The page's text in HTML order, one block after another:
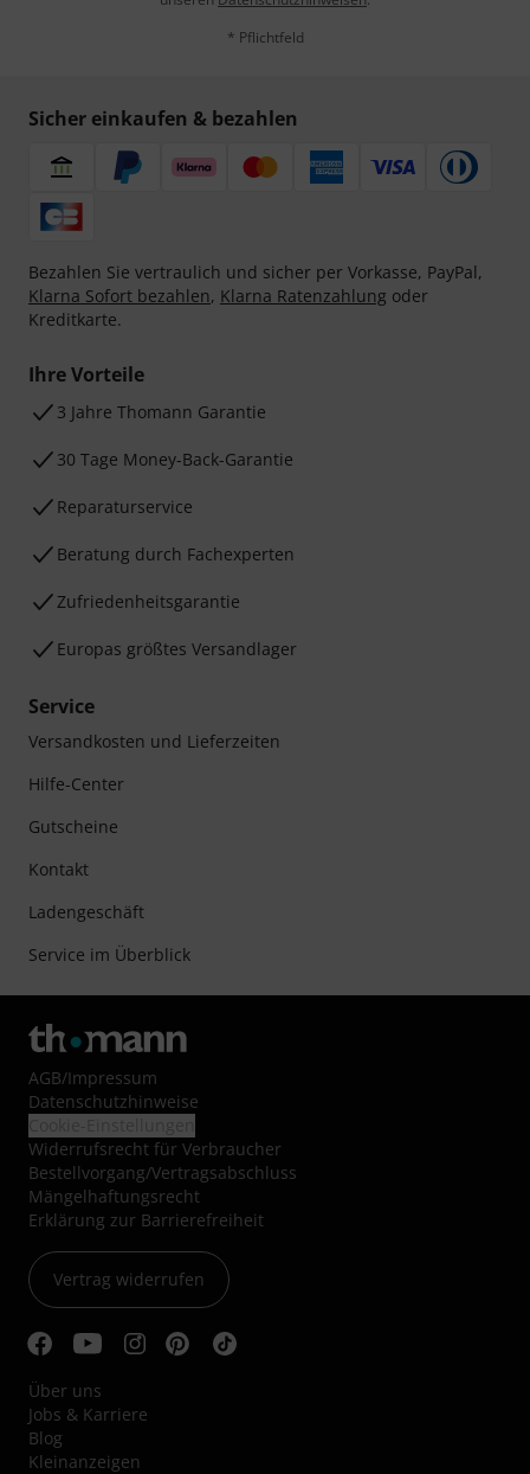
* Pflichtfeld
Sicher einkaufen & bezahlen
Bezahlen Sie vertraulich und sicher per Vorkasse, PayPal,
Klarna Sofort bezahlen, Klarna Ratenzahlung oder
Kreditkarte.
Ihre Vorteile
3 Jahre Thomann Garantie
30 Tage Money-Back-Garantie
Reparaturservice
Beratung durch Fachexperten
Zufriedenheitsgarantie
Europas größtes Versandlager
Service
Versandkosten und Lieferzeiten
Hilfe-Center
Gutscheine
Kontakt
Ladengeschäft
Service im Überblick
AGB/Impressum
Datenschutzhinweise
Widerrufsrecht für Verbraucher
Bestellvorgang/Vertragsabschluss
Mängelhaftungsrecht
Erklärung zur Barrierefreiheit
Vertrag widerrufen
Über uns
Jobs & Karriere
Blog
Kleinanzeigen